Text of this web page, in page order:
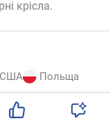
крісла.
США
Польща